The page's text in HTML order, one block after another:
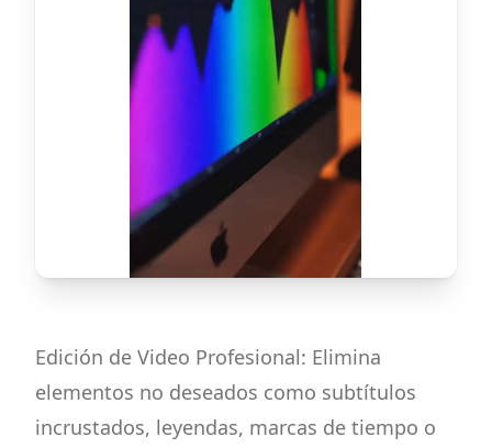
Edición de Video Profesional: Elimina
elementos no deseados como subtítulos
incrustados, leyendas, marcas de tiempo o